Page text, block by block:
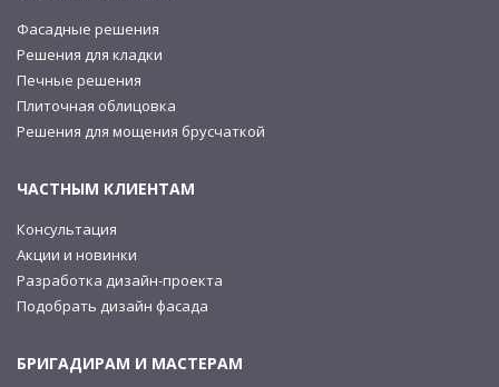
Фасадные решения
Решения для кладки
Печные решения
Плиточная облицовка
Решения для мощения брусчаткой
ЧАСТНЫМ КЛИЕНТАМ
Консультация
Акции и новинки
Разработка дизайн-проекта
Подобрать дизайн фасада
БРИГАДИРАМ И МАСТЕРАМ